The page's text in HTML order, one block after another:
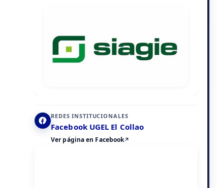
REDES INSTITUCIONALES
Facebook UGEL El Collao
Ver página en Facebook